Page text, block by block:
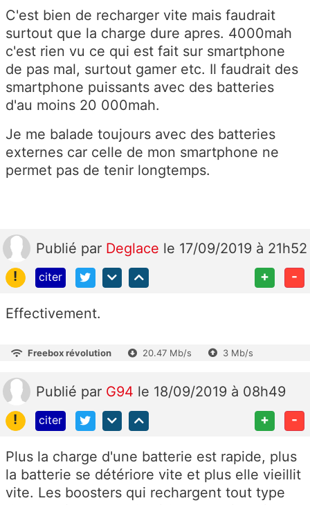
C'est bien de recharger vite mais faudrait
surtout que la charge dure apres. 4000mah
c'est rien vu ce qui est fait sur smartphone
de pas mal, surtout gamer etc. Il faudrait des
smartphone puissants avec des batteries
d'au moins 20 000mah.
Je me balade toujours avec des batteries
externes car celle de mon smartphone ne
permet pas de tenir longtemps.
Publié par Deglace le 17/09/2019 à 21h52
!
citer + -
Effectivement.
Freebox révolution 20.47 Mb/s 3 Mb/s
Publié par G94 le 18/09/2019 à 08h49
!
citer + -
Plus la charge d'une batterie est rapide, plus
la batterie se détériore vite et plus elle vieillit
vite. Les boosters qui rechargent tout type